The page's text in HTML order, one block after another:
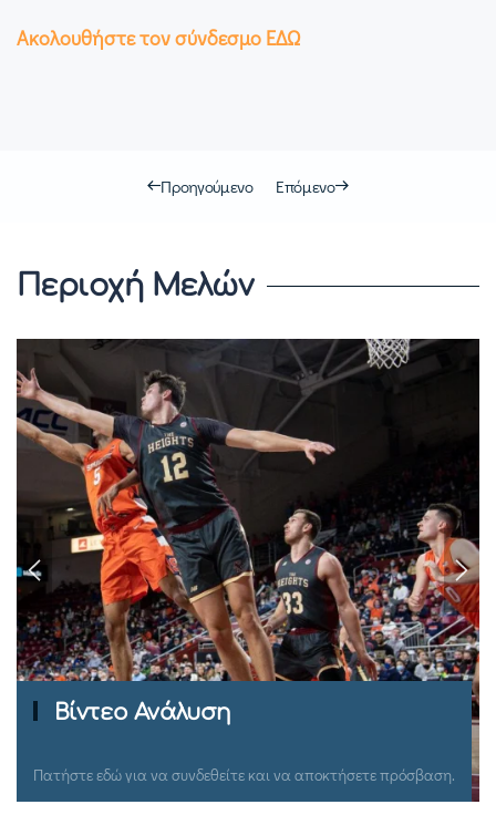
Ακολουθήστε τον σύνδεσμο ΕΔΩ
Προηγούμενο Επόμενο
Περιοχή Μελών
Βίντεο Ανάλυση
Πατήστε εδώ για να συνδεθείτε και να αποκτήσετε πρόσβαση.